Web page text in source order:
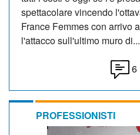
spettacolare vincendo
France Femmes con arrivo
l'attacco sull'ultimo muro di...
6
PROFESSIONISTI